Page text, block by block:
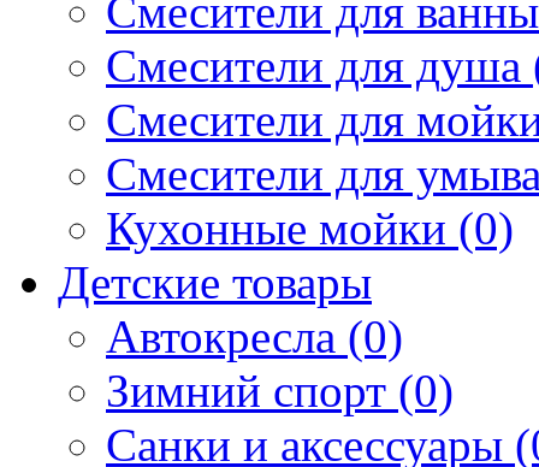
Смесители для
Смесители для душа
Смесители для
Смесители для
Кухонные мойки (0)
Детские товары
Автокресла (0)
Зимний спорт (0)
Санки и аксессуары